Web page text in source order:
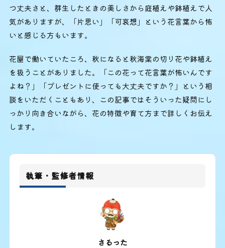
つ丈夫さと、群生したときの美しさから庭植えや鉢植えで人
気がありますが、「片思い」「可哀想」という花言葉から怖
いと感じる方もいます。
花屋で働いていたころ、秋になると秋海棠の切り花や鉢植え
を扱うことがありました。「この花って花言葉が怖いんです
よね？」「プレゼントに使っても大丈夫ですか？」という相
談をいただくこともあり、この記事ではそういった疑問にし
っかり向き合いながら、花の特徴や育て方まで詳しくお伝え
します。
執筆・監修者情報
さるった